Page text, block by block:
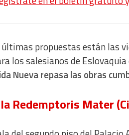
propuestas están las
los salesianos de
Nueva repasa las obras
Redemptoris Mater